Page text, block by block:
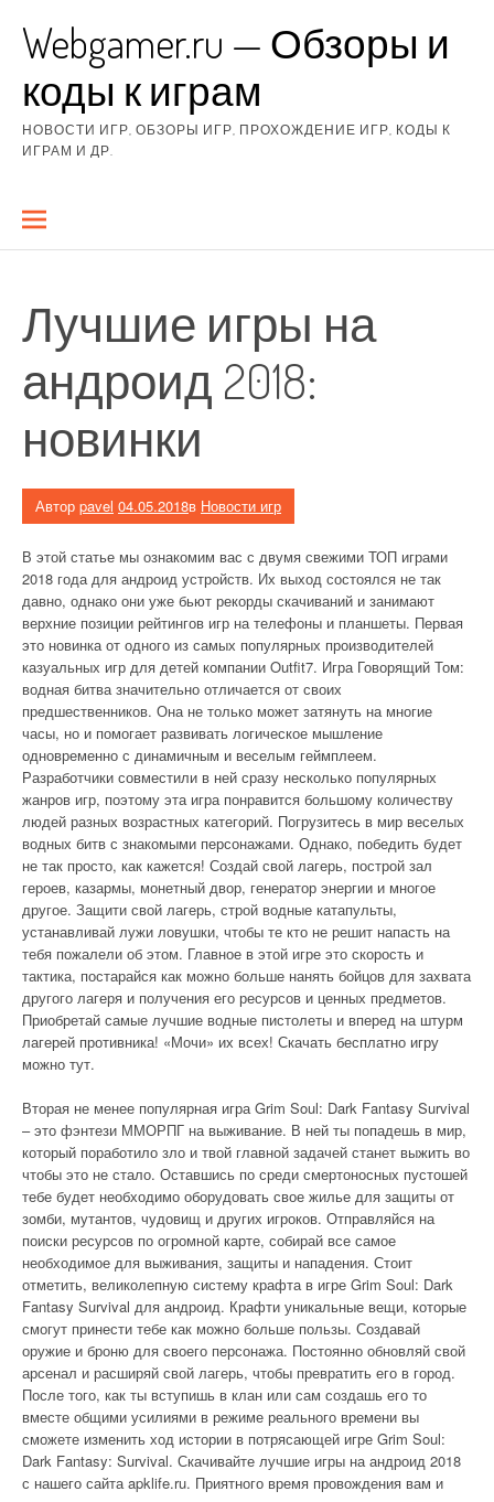
содержимому
Webgamer.ru — Обзоры и
коды к играм
НОВОСТИ ИГР, ОБЗОРЫ ИГР, ПРОХОЖДЕНИЕ ИГР, КОДЫ К
ИГРАМ И ДР.
Лучшие игры на
андроид 2018:
новинки
Автор pavel 04.05.2018в Новости игр
В этой статье мы ознакомим вас с двумя свежими ТОП играми
2018 года для андроид устройств. Их выход состоялся не так
давно, однако они уже бьют рекорды скачиваний и занимают
верхние позиции рейтингов игр на телефоны и планшеты. Первая
это новинка от одного из самых популярных производителей
казуальных игр для детей компании Outfit7. Игра Говорящий Том:
водная битва значительно отличается от своих
предшественников. Она не только может затянуть на многие
часы, но и помогает развивать логическое мышление
одновременно с динамичным и веселым геймплеем.
Разработчики совместили в ней сразу несколько популярных
жанров игр, поэтому эта игра понравится большому количеству
людей разных возрастных категорий. Погрузитесь в мир веселых
водных битв с знакомыми персонажами. Однако, победить будет
не так просто, как кажется! Создай свой лагерь, построй зал
героев, казармы, монетный двор, генератор энергии и многое
другое. Защити свой лагерь, строй водные катапульты,
устанавливай лужи ловушки, чтобы те кто не решит напасть на
тебя пожалели об этом. Главное в этой игре это скорость и
тактика, постарайся как можно больше нанять бойцов для захвата
другого лагеря и получения его ресурсов и ценных предметов.
Приобретай самые лучшие водные пистолеты и вперед на штурм
лагерей противника! «Мочи» их всех! Скачать бесплатно игру
можно тут.
Вторая не менее популярная игра Grim Soul: Dark Fantasy Survival
– это фэнтези ММОРПГ на выживание. В ней ты попадешь в мир,
который поработило зло и твой главной задачей станет выжить во
чтобы это не стало. Оставшись по среди смертоносных пустошей
тебе будет необходимо оборудовать свое жилье для защиты от
зомби, мутантов, чудовищ и других игроков. Отправляйся на
поиски ресурсов по огромной карте, собирай все самое
необходимое для выживания, защиты и нападения. Стоит
отметить, великолепную систему крафта в игре Grim Soul: Dark
Fantasy Survival для андроид. Крафти уникальные вещи, которые
смогут принести тебе как можно больше пользы. Создавай
оружие и броню для своего персонажа. Постоянно обновляй свой
арсенал и расширяй свой лагерь, чтобы превратить его в город.
После того, как ты вступишь в клан или сам создашь его то
вместе общими усилиями в режиме реального времени вы
сможете изменить ход истории в потрясающей игре Grim Soul:
Dark Fantasy: Survival. Скачивайте лучшие игры на андроид 2018
с нашего сайта apklife.ru. Приятного время провождения вам и